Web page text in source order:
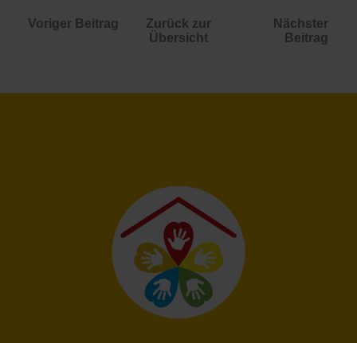
Voriger Beitrag
Zurück zur
Übersicht
Nächster
Beitrag